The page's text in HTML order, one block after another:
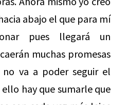
abajo el que para mí
pues llegará un
muchas promesas
va a poder seguir el
hay que sumarle que